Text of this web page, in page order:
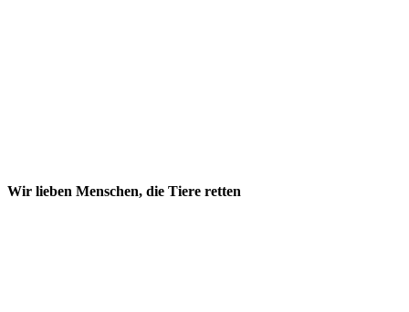
Wir lieben Menschen, die Tiere retten